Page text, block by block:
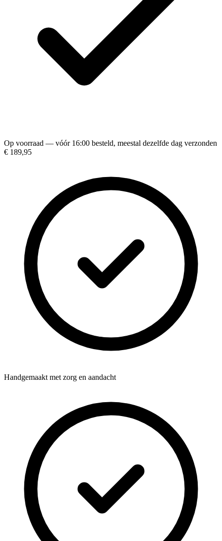
Op voorraad — vóór 16:00 besteld, meestal dezelfde dag verzonden
€ 189,95
Handgemaakt met zorg en aandacht